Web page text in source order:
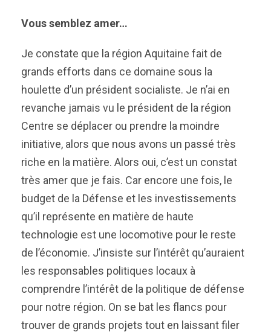
Vous semblez amer…
Je constate que la région Aquitaine fait de
grands efforts dans ce domaine sous la
houlette d’un président socialiste. Je n’ai en
revanche jamais vu le président de la région
Centre se déplacer ou prendre la moindre
initiative, alors que nous avons un passé très
riche en la matière. Alors oui, c’est un constat
très amer que je fais. Car encore une fois, le
budget de la Défense et les investissements
qu’il représente en matière de haute
technologie est une locomotive pour le reste
de l’économie. J’insiste sur l’intérêt qu’auraient
les responsables politiques locaux à
comprendre l’intérêt de la politique de défense
pour notre région. On se bat les flancs pour
trouver de grands projets tout en laissant filer